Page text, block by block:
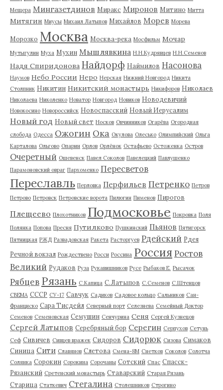
Мещера Мингазетдинов Миракс Миронов Митино Митта
Митягин Миусы Михаил Латыпов Михайлов Морев Морева
Морозко Москва Москва-река Мосфильм Мочар
Мутыгулин Муха Мухин Мышлявкина Н.Н.Кудрявцев Н.Н.Семенов
Надя Спиридонова Найдорф Наймилов Насонова
Наумов Небо России Неро Нерская Нижний Новгород Никита
Столпник Никитин Никитский монастырь Никифоров Николаев
Николаева Николенко Новатор Новгород Новиков Новодевичий
Новокосино Новороссийск Новоспасский Новый Иерусалим
Новый год Новый свет Носков Овчинников Огарёва Огородная
слобода Одесса Ожогин Ока Окулова Олесько Олимпийский Ольга
Карталова Ольгово Опарин Орлов Орлёнок Остафьево Остоженка Остров
Очеретный Ошевенск Павел Соколов Павелецкий Павлушенко
Парамоновский овраг Пархоменко Пересветов
Переславль Перловка Перфильев Петренко Петров
Петрово Петровск Петровские ворота Пилюгин Пименов Пирогов
Плещеево Плохотников Подмосковье Покровка Поля
Полянка Попова Пресня Путилково Пушкинский Пьянов Пятигорск
Пятницкая РЖД Развадовская Ракета Расторгуев Рдейский Рдея
Речной вокзал Рождествено Росси Россина Россия Ростов
Великий Рудаков Руза Рукавишников Русе Рыбаков Е. Рысачок
Рябцев Рязань С.Капица С.Латыпов С.Семенов С.Штенцов
СВЕМА СССР СУ-17 Савчук Садиков Садовое кольцо Сальников Сан-
Франциско Сара Тисдейл Северный порт Селезнева Семейный Доктор
Семенов Семеновская Семушин Сенчурина Сеня Сергей Кузнецов
Сергей Латыпов Серебряный бор Серегин Серпухов Сетунь
Сеф Сивичев Сивцев вражек Сидоров Сидорюк Сизова Симаков
Синица Сити Славянов Слетова Смена-8М Снетков Соколов Солотча
Солянка Сорокин Сорокина Сорочаны Сотский Спас Спасск-
Рязанский Сретенский монастырь Ставарский Старая Рязань
Старица Статкевич Стегалина Столешников Строгино